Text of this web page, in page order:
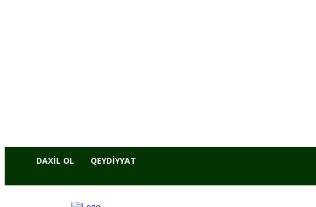
DAXIL OL QEYDIYYAT